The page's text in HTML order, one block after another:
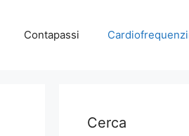
Contapassi
Cerca